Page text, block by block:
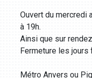
Ouvert du mercredi
à 19h.
Ainsi que sur
Fermeture les jours
Métro Anvers ou